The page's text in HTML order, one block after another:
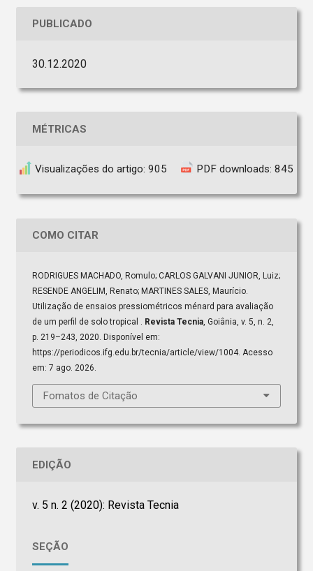
PUBLICADO
30.12.2020
MÉTRICAS
Visualizações do artigo: 905 PDF downloads: 845
COMO CITAR
RODRIGUES MACHADO, Romulo; CARLOS GALVANI JUNIOR, Luiz;
RESENDE ANGELIM, Renato; MARTINES SALES, Maurício.
Utilização de ensaios pressiométricos ménard para avaliação
de um perfil de solo tropical . Revista Tecnia, Goiânia, v. 5, n. 2,
p. 219–243, 2020. Disponível em:
https://periodicos.ifg.edu.br/tecnia/article/view/1004. Acesso
em: 7 ago. 2026.
Fomatos de Citação
EDIÇÃO
v. 5 n. 2 (2020): Revista Tecnia
SEÇÃO